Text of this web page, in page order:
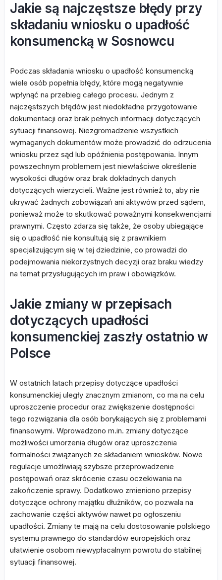
Jakie są najczęstsze błędy przy
składaniu wniosku o upadłość
konsumencką w Sosnowcu
Podczas składania wniosku o upadłość konsumencką
wiele osób popełnia błędy, które mogą negatywnie
wpłynąć na przebieg całego procesu. Jednym z
najczęstszych błędów jest niedokładne przygotowanie
dokumentacji oraz brak pełnych informacji dotyczących
sytuacji finansowej. Niezgromadzenie wszystkich
wymaganych dokumentów może prowadzić do odrzucenia
wniosku przez sąd lub opóźnienia postępowania. Innym
powszechnym problemem jest niewłaściwe określenie
wysokości długów oraz brak dokładnych danych
dotyczących wierzycieli. Ważne jest również to, aby nie
ukrywać żadnych zobowiązań ani aktywów przed sądem,
ponieważ może to skutkować poważnymi konsekwencjami
prawnymi. Często zdarza się także, że osoby ubiegające
się o upadłość nie konsultują się z prawnikiem
specjalizującym się w tej dziedzinie, co prowadzi do
podejmowania niekorzystnych decyzji oraz braku wiedzy
na temat przysługujących im praw i obowiązków.
Jakie zmiany w przepisach
dotyczących upadłości
konsumenckiej zaszły ostatnio w
Polsce
W ostatnich latach przepisy dotyczące upadłości
konsumenckiej uległy znacznym zmianom, co ma na celu
uproszczenie procedur oraz zwiększenie dostępności
tego rozwiązania dla osób borykających się z problemami
finansowymi. Wprowadzono m.in. zmiany dotyczące
możliwości umorzenia długów oraz uproszczenia
formalności związanych ze składaniem wniosków. Nowe
regulacje umożliwiają szybsze przeprowadzenie
postępowań oraz skrócenie czasu oczekiwania na
zakończenie sprawy. Dodatkowo zmieniono przepisy
dotyczące ochrony majątku dłużników, co pozwala na
zachowanie części aktywów nawet po ogłoszeniu
upadłości. Zmiany te mają na celu dostosowanie polskiego
systemu prawnego do standardów europejskich oraz
ułatwienie osobom niewypłacalnym powrotu do stabilnej
sytuacji finansowej.